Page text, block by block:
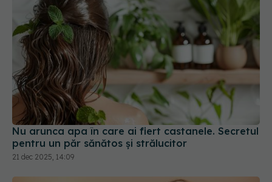
Nu arunca apa în care ai fiert castanele. Secretul
pentru un păr sănătos și strălucitor
21 dec 2025, 14:09